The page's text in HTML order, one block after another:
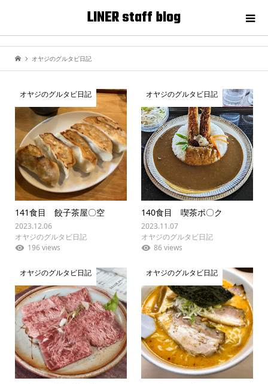
LINER staff blog
オヤジのグルタビ日記
オヤジのグルタビ日記
141食目 餃子茶屋〇空
2023.12.06
オヤジのグルタビ日記
196 views
オヤジのグルタビ日記
140食目 喫茶ポ〇ク
2023.11.07
オヤジのグルタビ日記
86 views
オヤジのグルタビ日記 オヤジのグルタビ日記